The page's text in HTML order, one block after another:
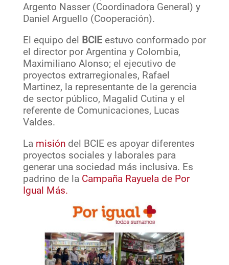
Argento Nasser (Coordinadora General) y
Daniel Arguello (Cooperación).
El equipo del BCIEestuvo conformado por
el director por Argentina y Colombia,
Maximiliano Alonso; el ejecutivo de
proyectos extrarregionales, Rafael
Martinez, la representante de la gerencia
de sector público, Magalid Cutina y el
referente de Comunicaciones, Lucas
Valdes.
La misióndel BCIE es apoyar diferentes
proyectos sociales y laborales para
generar una sociedad más inclusiva. Es
padrino de la Campaña Rayuela de Por
Igual Más.